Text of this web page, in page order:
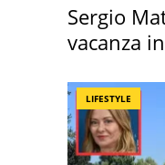
Sergio
vacanza
LIFESTYLE